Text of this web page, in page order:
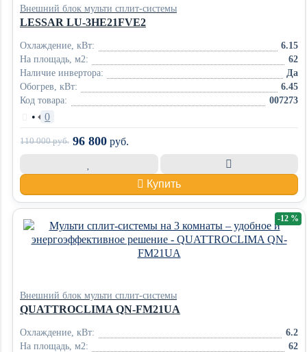
Внешний блок мульти сплит-системы
LESSAR LU-3HE21FVE2
Охлаждение, кВт:
6.15
На площадь, м2:
62
Наличие инвертора:
Да
Обогрев, кВт:
6.45
Код товара:
007273
• 0
110 000руб. 96 800 руб.
Купить
Внешний блок мульти сплит-системы
QUATTROCLIMA QN-FM21UA
Охлаждение, кВт:
6.2
На площадь, м2:
62
-12 %